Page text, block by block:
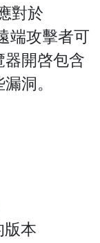
對於
端攻擊者可
開啓包含
洞。
本